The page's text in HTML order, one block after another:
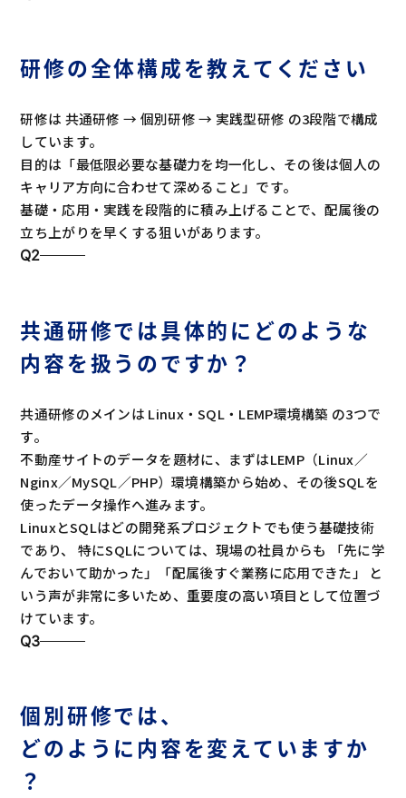
研修の全体構成を教えてください
研修は 共通研修 → 個別研修 → 実践型研修 の3段階で構成
しています。
目的は「最低限必要な基礎力を均一化し、その後は個人の
キャリア方向に合わせて深めること」です。
基礎・応用・実践を段階的に積み上げることで、配属後の
立ち上がりを早くする狙いがあります。
Q2
共通研修では具体的にどのような
内容を扱うのですか？
共通研修のメインは Linux・SQL・LEMP環境構築 の3つで
す。
不動産サイトのデータを題材に、まずはLEMP（Linux／
Nginx／MySQL／PHP）環境構築から始め、その後SQLを
使ったデータ操作へ進みます。
LinuxとSQLはどの開発系プロジェクトでも使う基礎技術
であり、 特にSQLについては、現場の社員からも 「先に学
んでおいて助かった」「配属後すぐ業務に応用できた」 と
いう声が非常に多いため、重要度の高い項目として位置づ
けています。
Q3
個別研修では、
どのように内容を変えていますか
？